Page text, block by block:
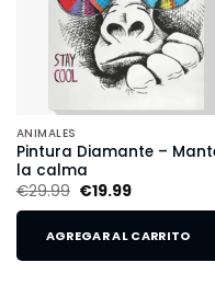
ANIMALES
Pintura Diamante –
la calma
€29.99 €19.99
AGREGAR AL CARRITO